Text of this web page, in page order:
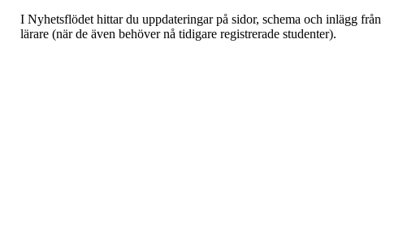
I Nyhetsflödet hittar du uppdateringar på sidor, schema och inlägg från
lärare (när de även behöver nå tidigare registrerade studenter).